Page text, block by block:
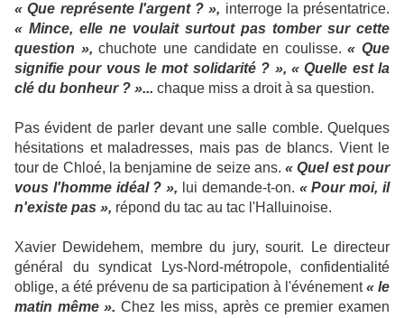
« Que représente l'argent ? », interroge la présentatrice.
« Mince, elle ne voulait surtout pas tomber sur cette
question », chuchote une candidate en coulisse.« Que
signifie pour vous le mot solidarité ? », « Quelle est la
clé du bonheur ? »... chaque miss a droit à sa question.
Pas évident de parler devant une salle comble. Quelques
hésitations et maladresses, mais pas de blancs. Vient le
tour de Chloé, la benjamine de seize ans.« Quel est pour
vous l'homme idéal ? », lui demande-t-on. « Pour moi, il
n'existe pas », répond du tac au tac l'Halluinoise.
Xavier Dewidehem, membre du jury, sourit. Le directeur
général du syndicat Lys-Nord-métropole, confidentialité
oblige, a été prévenu de sa participation à l'événement« le
matin même ». Chez les miss, après ce premier examen